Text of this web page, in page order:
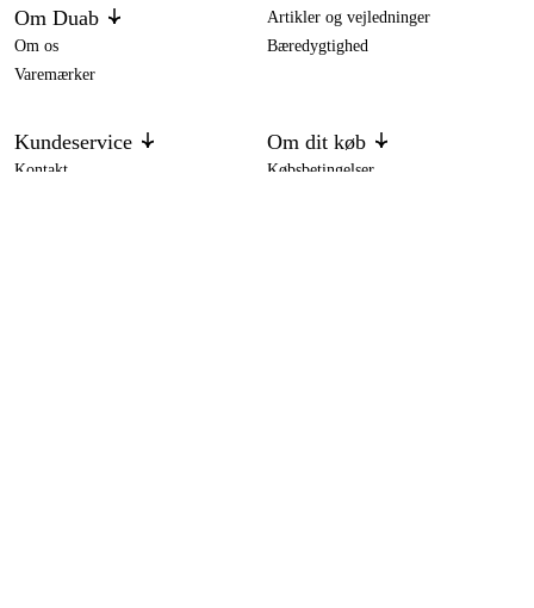
Om Duab
Om os
Varemærker
Artikler og vejledninger
Bæredygtighed
Kundeservice
Kontakt
Om dit køb
Købsbetingelser